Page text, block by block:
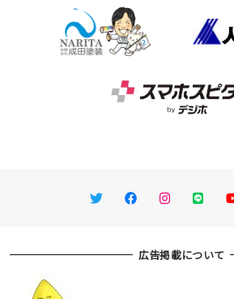
TwitterFacebookInstagram
LINE
広告掲載について